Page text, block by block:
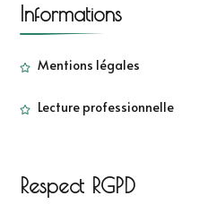
Informations
Mentions légales
Lecture professionnelle
Respect RGPD